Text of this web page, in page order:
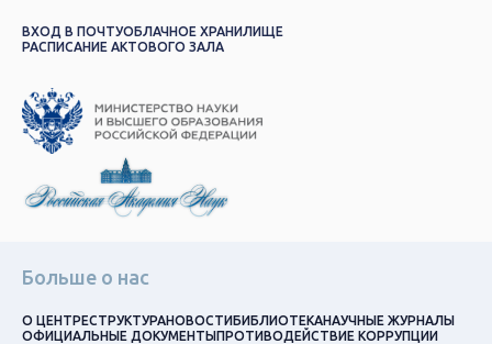
ВХОД В ПОЧТУОБЛАЧНОЕ ХРАНИЛИЩЕ
РАСПИСАНИЕ АКТОВОГО ЗАЛА
Больше о нас
О ЦЕНТРЕСТРУКТУРАНОВОСТИБИБЛИОТЕКАНАУЧНЫЕ ЖУРНАЛЫ
ОФИЦИАЛЬНЫЕ ДОКУМЕНТЫПРОТИВОДЕЙСТВИЕ КОРРУПЦИИ